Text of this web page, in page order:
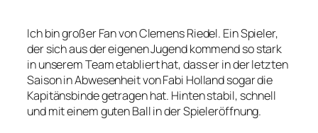
Ich bin großer Fan von Clemens Riedel. Ein Spieler,
der sich aus der eigenen Jugend kommend so stark
in unserem Team etabliert hat, dass er in der letzten
Saison in Abwesenheit von Fabi Holland sogar die
Kapitänsbinde getragen hat. Hinten stabil, schnell
und mit einem guten Ball in der Spieleröffnung.